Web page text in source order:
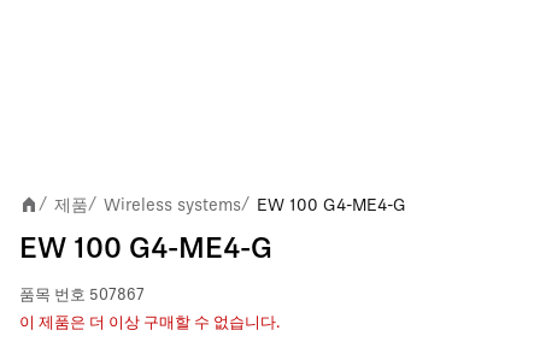
/ 제품/ Wireless systems/ EW 100 G4-ME4-G
EW 100 G4-ME4-G
품목 번호 507867
이 제품은 더 이상 구매할 수 없습니다.